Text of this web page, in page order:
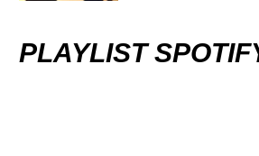
PLAYLIST